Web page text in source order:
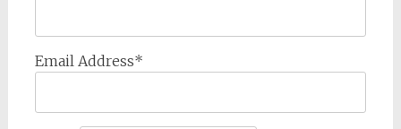
Email Address*